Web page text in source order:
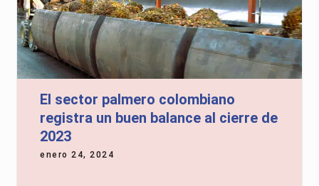
El sector palmero colombiano
registra un buen balance al cierre de
2023
enero 24, 2024